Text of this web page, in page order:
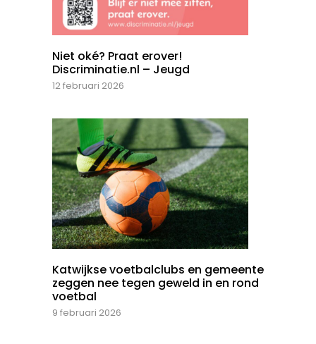
Niet oké? Praat erover!
Discriminatie.nl – Jeugd
12 februari 2026
Katwijkse voetbalclubs en gemeente
zeggen nee tegen geweld in en rond
voetbal
9 februari 2026